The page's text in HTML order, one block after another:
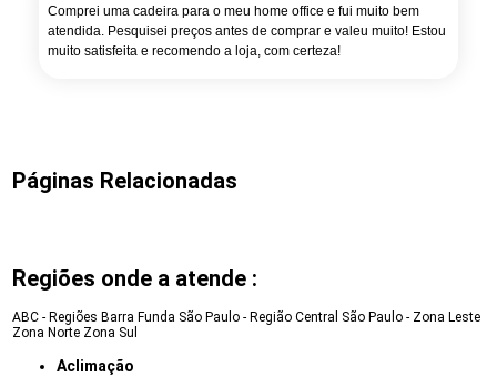
Comprei uma cadeira para o meu home office e fui muito bem
atendida. Pesquisei preços antes de comprar e valeu muito! Estou
muito satisfeita e recomendo a loja, com certeza!
Páginas Relacionadas
Regiões onde a atende :
ABC - Regiões Barra Funda São Paulo - Região Central São Paulo - Zona Leste
Zona Norte Zona Sul
Aclimação